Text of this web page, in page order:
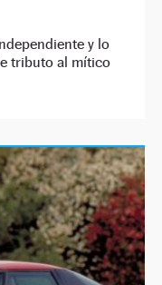
y lo
tributo al mítico